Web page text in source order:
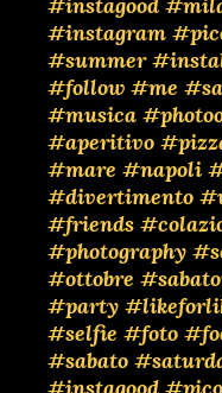
#instagram
#summer
#follow #me
#musica
#aperitivo
#mare #napoli
#divertimento
#friends
#photography
#ottobre
#party
#selfie #foto
#sabato
#instagood